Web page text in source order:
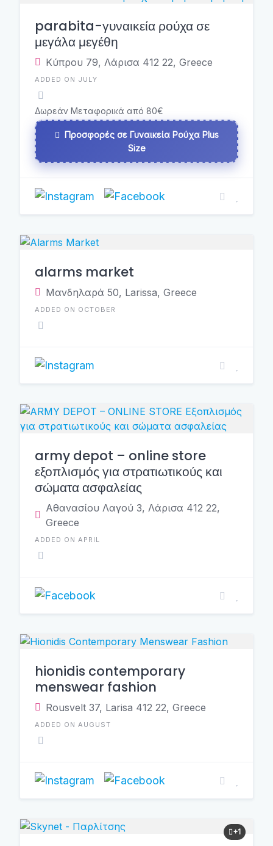
parabita-γυναικεία ρούχα σε
μεγάλα μεγέθη
Κύπρου 79, Λάρισα 412 22, Greece
ADDED ON JULY
Δωρεάν Μεταφορικά από 80€
Προσφορές σε Γυναικεία Ρούχα Plus
Size
alarms market
Μανδηλαρά 50, Larissa, Greece
ADDED ON OCTOBER
army depot – online store
εξοπλισμός για στρατιωτικούς και
σώματα ασφαλείας
Αθανασίου Λαγού 3, Λάρισα 412 22,
Greece
ADDED ON APRIL
hionidis contemporary
menswear fashion
Rousvelt 37, Larisa 412 22, Greece
ADDED ON AUGUST
+1